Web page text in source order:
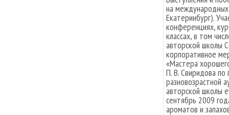
на
Екатеринбург).
конференциях,
классах, в том
авторской школы
корпоративное
«Мастера
П. В. Свиридова
разновозрастной
авторской школы
сентябрь 2009
ароматов и